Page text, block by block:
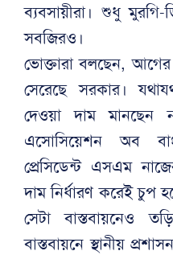
ব্যবসায়ীরা। শুধু
সবজিরও।
ভোক্তারা বলছেন,
সেরেছে সরকার।
দেওয়া দাম মানছেন
এসোসিয়েশন অব
প্রেসিডেন্ট এসএম
দাম নির্ধারণ করেই চুপ
সেটা বাস্তবায়নেও
বাস্তবায়নে স্থানীয়